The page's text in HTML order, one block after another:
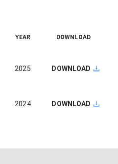
YEAR DOWNLOAD
2025 DOWNLOAD
2024 DOWNLOAD